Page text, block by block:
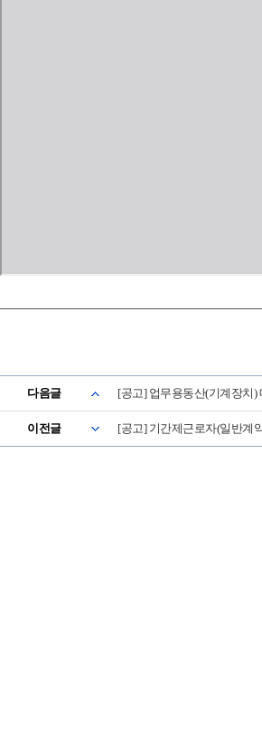
다음글 [공고] 업무용동산(기계장치)
이전글 [공고] 기간제근로자(일반계